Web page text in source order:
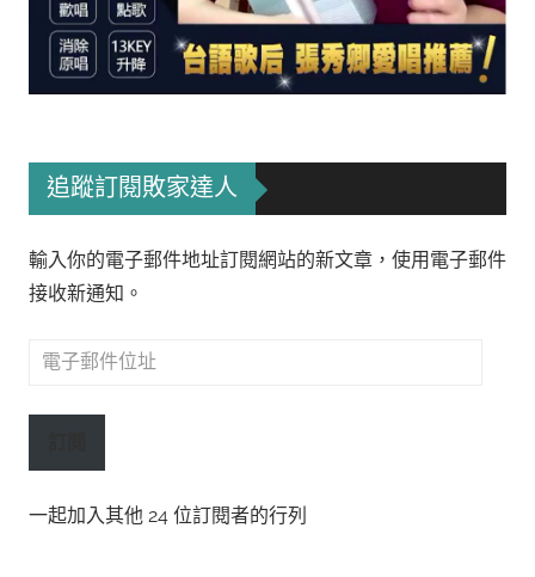
追蹤訂閱敗家達人
輸入你的電子郵件地址訂閱網站的新文章，使用電子郵件
接收新通知。
電
郵
址
一起加入其他 24 位訂閱者的行列